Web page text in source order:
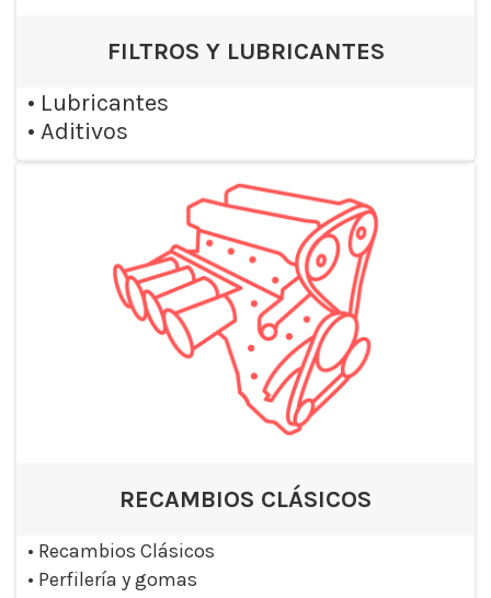
FILTROS Y LUBRICANTES
• Lubricantes
• Aditivos
RECAMBIOS CLÁSICOS
• Recambios Clásicos
• Perfilería y gomas